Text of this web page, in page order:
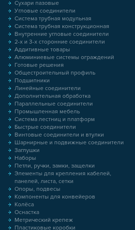
Сухари пазовые
Угловые соединители
Система трубная модульная
Система трубная конструкционная
Внутренние угловые соединители
2-х и 3-х сторонние соединители
Аддитивные товары
Алюминиевые системы ограждений
Готовые решения
Общестроительный профиль
Подшипники
Линейные соединители
Дополнительная обработка
Параллельные соединители
Промышленная мебель
Система лестниц и платформ
Быстрые соединители
Винтовые соединители и втулки
Шарнирные и подвижные соединители
Заглушки
Наборы
Петли, ручки, замки, защелки
Элементы для крепления кабелей,
панелей, листа, сетки
Опоры, подвесы
Компоненты для конвейеров
Колёса
Оснастка
Метрический крепеж
Пластиковые коробки